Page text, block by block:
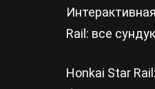
Rail: все
Honkai Star